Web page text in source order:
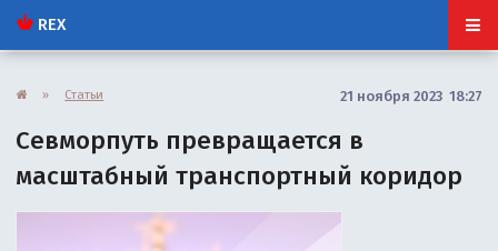
REX
» Статьи 21 ноября 2023 18:27
Севморпуть превращается в
масштабный транспортный коридор